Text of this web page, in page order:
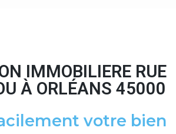
IMMOBILIERE RUE
À ORLÉANS 45000
votre bien